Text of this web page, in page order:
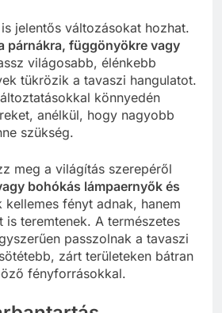
jelentős változásokat hozhat.
párnákra, függönyökre vagy
világosabb, élénkebb
tükrözik a tavaszi hangulatot.
könnyedén
anélkül, hogy nagyobb
szükség.
meg a világítás szerepéről
bohókás lámpaernyők és
kellemes fényt adnak, hanem
is teremtenek. A természetes
passzolnak a tavaszi
zárt területeken bátran
fényforrásokkal.